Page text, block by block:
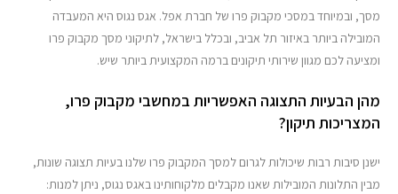
מסך, ובמיוחד במסכי מקבוק פרו של חברת אפל. אגס נגוס היא המעבדה
המובילה ביותר באיזור תל אביב, ובכלל בישראל, לתיקוני מסך מקבוק פרו
ומציעה לכם מגוון שירותי תיקונים ברמה המקצועית ביותר שיש.
מהן הבעיות התצוגה האפשריות במחשבי מקבוק פרו,
המצריכות תיקון?
ישנן סיבות רבות שיכולות לגרום למסך המקבוק פרו שלנו בעיות תצוגה שונות,
מבין התלונות המובילות שאנו מקבלים מלקוחותינו באגס נגוס, ניתן למנות: